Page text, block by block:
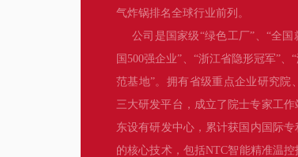
气炸锅排名全球行业前列。
公司是国家级“绿色工厂”、“全
国500强企业”、“浙江省隐形冠军”
范基地”。拥有省级重点企业研究
三大研发平台，成立了院士专家工
东设有研发中心，累计获国内国际
的核心技术，包括NTC智能精准温